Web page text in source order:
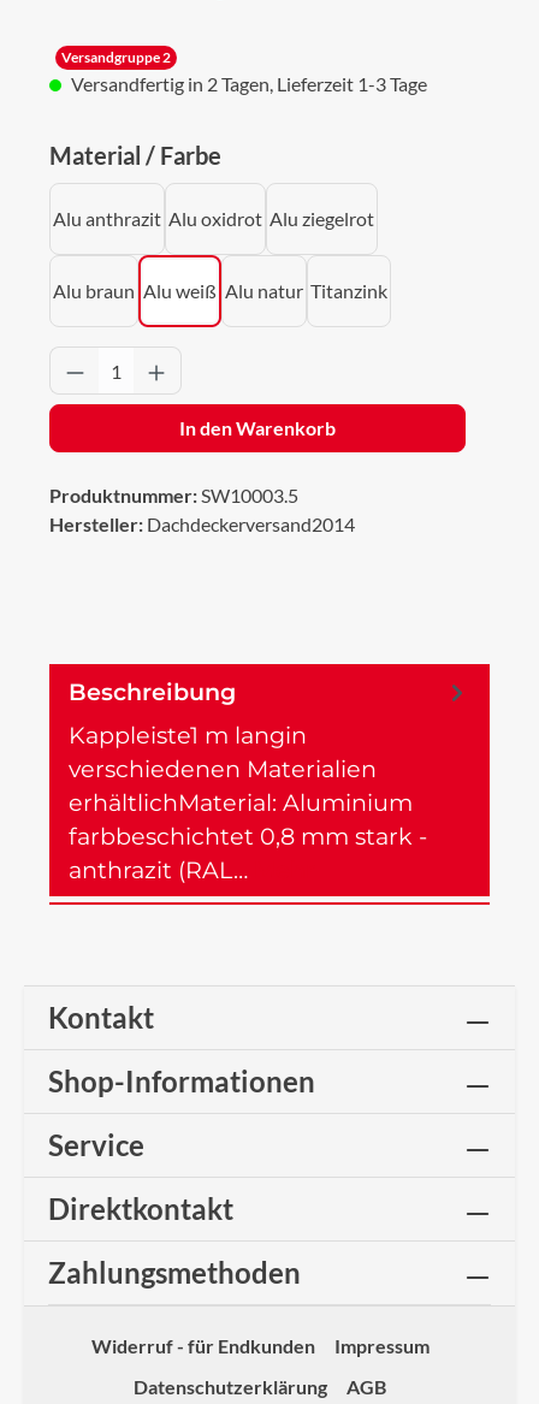
Versandgruppe 2
Versandfertig in 2 Tagen, Lieferzeit 1-3 Tage
Material / Farbe
Alu anthrazit Alu oxidrot Alu ziegelrot
Alu braun Alu weiß Alu natur Titanzink
Produkt Anzahl: Gib den gewünschten
In den Warenkorb
Produktnummer:SW10003.5
Hersteller: Dachdeckerversand2014
Beschreibung
Kappleiste1 m langin
verschiedenen Materialien
erhältlichMaterial: Aluminium
farbbeschichtet 0,8 mm stark -
anthrazit (RAL…
Kontakt
Shop-Informationen
Service
Direktkontakt
Zahlungsmethoden
Widerruf - für Endkunden
Impressum
Datenschutzerklärung
AGB